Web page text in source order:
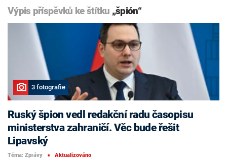
Výpis příspěvků ke štítku „špión“
3 fotografie
Ruský špion vedl redakční radu časopisu
ministerstva zahraničí. Věc bude řešit
Lipavský
Téma: Zprávy ■ Aktualizováno